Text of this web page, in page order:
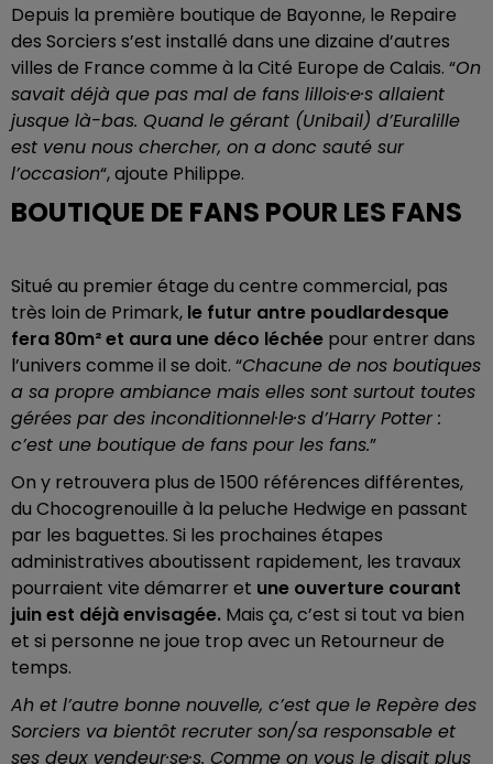
Depuis la première boutique de Bayonne, le Repaire
des Sorciers s’est installé dans une dizaine d’autres
villes de France comme à la Cité Europe de Calais. “On
savait déjà que pas mal de fans lillois·e·s allaient
jusque là-bas. Quand le gérant (Unibail) d’Euralille
est venu nous chercher, on a donc sauté sur
l’occasion“, ajoute Philippe.
BOUTIQUE DE FANS POUR LES FANS
Situé au premier étage du centre commercial, pas
très loin de Primark, le futur antre poudlardesque
fera 80m² et aura une déco léchée pour entrer dans
l’univers comme il se doit. “Chacune de nos boutiques
a sa propre ambiance mais elles sont surtout toutes
gérées par des inconditionnel·le·s d’Harry Potter :
c’est une boutique de fans pour les fans.”
On y retrouvera plus de 1500 références différentes,
du Chocogrenouille à la peluche Hedwige en passant
par les baguettes. Si les prochaines étapes
administratives aboutissent rapidement, les travaux
pourraient vite démarrer et une ouverture courant
juin est déjà envisagée. Mais ça, c’est si tout va bien
et si personne ne joue trop avec un Retourneur de
temps.
Ah et l’autre bonne nouvelle, c’est que le Repère des
Sorciers va bientôt recruter son/sa responsable et
ses deux vendeur·se·s. Comme on vous le disait plus